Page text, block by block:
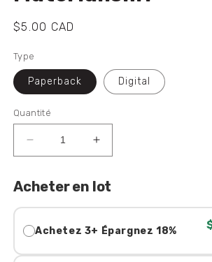
modale
Prix
$5.00 CAD
Type
Paperback Digital
Quantité
Réduire
la
de
What
Historical
Augmenter
la
de
What
Historical
Acheter en lot
Achetez 3+ Épargnez 18%